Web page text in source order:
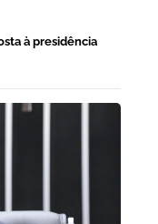
à presidência